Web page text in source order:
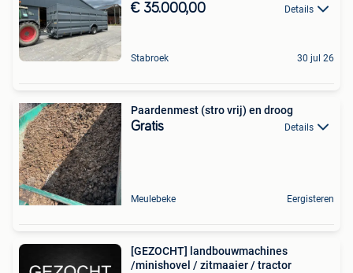
€ 35.000,00 Details
Stabroek 30 jul 26
Paardenmest (stro vrij) en droog
Gratis Details
Meulebeke Eergisteren
[GEZOCHT] landbouwmachines
/minishovel / zitmaaier / tractor